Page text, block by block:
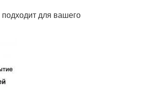
для вашего